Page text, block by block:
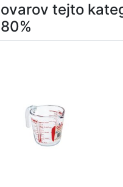
tejto